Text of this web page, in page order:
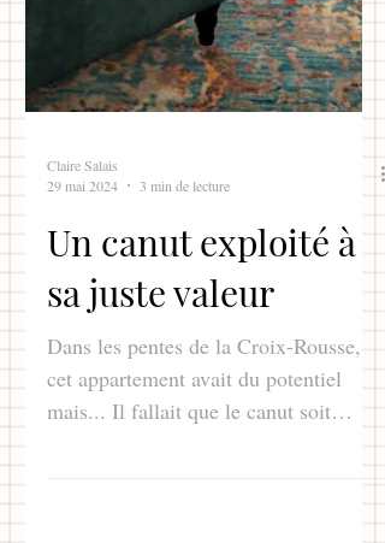
29 mai 2024
3 min de lecture
Un canut exploité à
sa juste valeur
Dans les pentes de la Croix-Rousse,
cet appartement avait du potentiel